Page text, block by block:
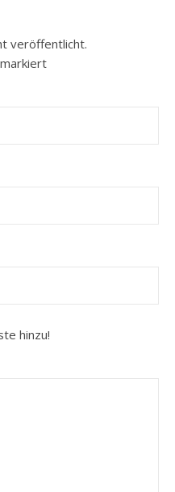
veröffentlicht.
markiert
hinzu!